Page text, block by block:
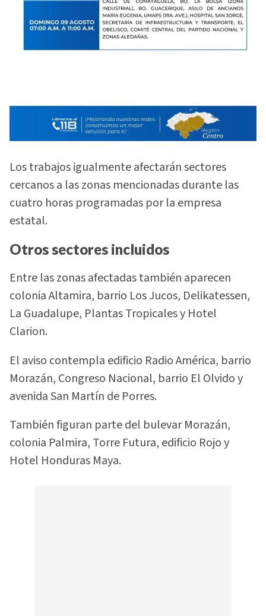
Los trabajos igualmente afectarán sectores
cercanos a las zonas mencionadas durante las
cuatro horas programadas por la empresa
estatal.
Otros sectores incluidos
Entre las zonas afectadas también aparecen
colonia Altamira, barrio Los Jucos, Delikatessen,
La Guadalupe, Plantas Tropicales y Hotel
Clarion.
El aviso contempla edificio Radio América, barrio
Morazán, Congreso Nacional, barrio El Olvido y
avenida San Martín de Porres.
También figuran parte del bulevar Morazán,
colonia Palmira, Torre Futura, edificio Rojo y
Hotel Honduras Maya.